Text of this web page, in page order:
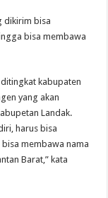
dikirim bisa
bisa membawa
kabupaten
yang akan
Landak.
harus bisa
membawa nama
Barat,” kata